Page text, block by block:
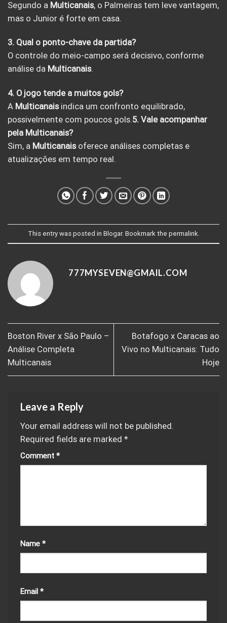
Segundo a Multicanais, o Palmeiras tem leve vantagem,
mas o Junior é forte em casa.
3. Qual o ponto-chave da partida?
O controle do meio-campo será decisivo, conforme
análise da Multicanais.
4. O jogo tende a muitos gols?
A Multicanaisindica um confronto equilibrado,
possivelmente com poucos gols.5. Vale acompanhar
pela Multicanais?
Sim, a Multicanaisoferece análises completas e
atualizações em tempo real.
This entry was posted in Blogar. Bookmark the permalink
777MYSEVEN@GMAIL.COM
Boston River x São Paulo –
Análise Completa
Multicanais
Botafogo x Caracas ao
Vivo no Multicanais: Tudo
Hoje
Leave a Reply
Your email address will not be published.
Required fields are marked *
Comment *
Name *
Email *